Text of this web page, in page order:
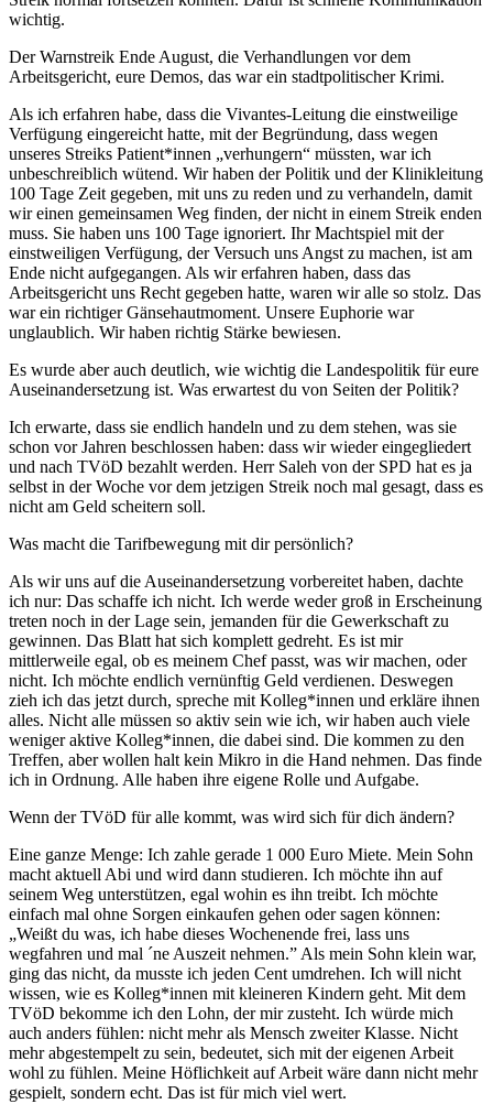
wichtig.
Der Warnstreik Ende August, die Verhandlungen vor dem
Arbeitsgericht, eure Demos, das war ein stadtpolitischer Krimi.
Als ich erfahren habe, dass die Vivantes-Leitung die einstweilige
Verfügung eingereicht hatte, mit der Begründung, dass wegen
unseres Streiks Patient*innen „verhungern“ müssten, war ich
unbeschreiblich wütend. Wir haben der Politik und der Klinikleitung
100 Tage Zeit gegeben, mit uns zu reden und zu verhandeln, damit
wir einen gemeinsamen Weg finden, der nicht in einem Streik enden
muss. Sie haben uns 100 Tage ignoriert. Ihr Machtspiel mit der
einstweiligen Verfügung, der Versuch uns Angst zu machen, ist am
Ende nicht aufgegangen. Als wir erfahren haben, dass das
Arbeitsgericht uns Recht gegeben hatte, waren wir alle so stolz. Das
war ein richtiger Gänsehautmoment. Unsere Euphorie war
unglaublich. Wir haben richtig Stärke bewiesen.
Es wurde aber auch deutlich, wie wichtig die Landespolitik für eure
Auseinandersetzung ist. Was erwartest du von Seiten der Politik?
Ich erwarte, dass sie endlich handeln und zu dem stehen, was sie
schon vor Jahren beschlossen haben: dass wir wieder eingegliedert
und nach TVöD bezahlt werden. Herr Saleh von der SPD hat es ja
selbst in der Woche vor dem jetzigen Streik noch mal gesagt, dass es
nicht am Geld scheitern soll.
Was macht die Tarifbewegung mit dir persönlich?
Als wir uns auf die Auseinandersetzung vorbereitet haben, dachte
ich nur: Das schaffe ich nicht. Ich werde weder groß in Erscheinung
treten noch in der Lage sein, jemanden für die Gewerkschaft zu
gewinnen. Das Blatt hat sich komplett gedreht. Es ist mir
mittlerweile egal, ob es meinem Chef passt, was wir machen, oder
nicht. Ich möchte endlich vernünftig Geld verdienen. Deswegen
zieh ich das jetzt durch, spreche mit Kolleg*innen und erkläre ihnen
alles. Nicht alle müssen so aktiv sein wie ich, wir haben auch viele
weniger aktive Kolleg*innen, die dabei sind. Die kommen zu den
Treffen, aber wollen halt kein Mikro in die Hand nehmen. Das finde
ich in Ordnung. Alle haben ihre eigene Rolle und Aufgabe.
Wenn der TVöD für alle kommt, was wird sich für dich ändern?
Eine ganze Menge: Ich zahle gerade 1 000 Euro Miete. Mein Sohn
macht aktuell Abi und wird dann studieren. Ich möchte ihn auf
seinem Weg unterstützen, egal wohin es ihn treibt. Ich möchte
einfach mal ohne Sorgen einkaufen gehen oder sagen können:
„Weißt du was, ich habe dieses Wochenende frei, lass uns
wegfahren und mal ´ne Auszeit nehmen.” Als mein Sohn klein war,
ging das nicht, da musste ich jeden Cent umdrehen. Ich will nicht
wissen, wie es Kolleg*innen mit kleineren Kindern geht. Mit dem
TVöD bekomme ich den Lohn, der mir zusteht. Ich würde mich
auch anders fühlen: nicht mehr als Mensch zweiter Klasse. Nicht
mehr abgestempelt zu sein, bedeutet, sich mit der eigenen Arbeit
wohl zu fühlen. Meine Höflichkeit auf Arbeit wäre dann nicht mehr
gespielt, sondern echt. Das ist für mich viel wert.